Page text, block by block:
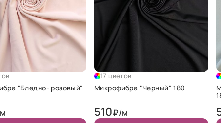
"Бледно- розовый"
17 цветов
Микрофибра "Черный" 180
510₽/м